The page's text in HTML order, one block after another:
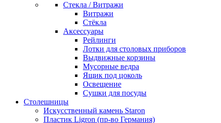
Стекла / Витражи
Витражи
Стёкла
Аксессуары
Рейлинги
Лотки для столовых приборов
Выдвижные корзины
Мусорные ведра
Ящик под цоколь
Освещение
Сушки для посуды
Столешницы
Искусственный камень Staron
Пластик Ligron (пр-во Германия)